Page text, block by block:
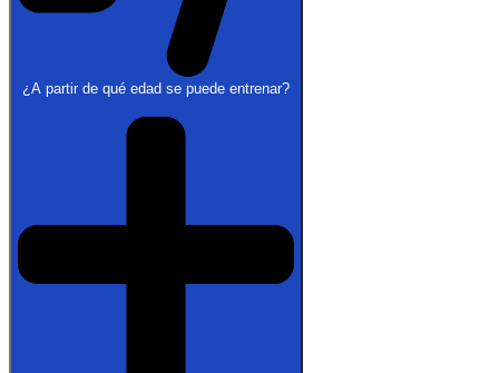
¿A partir de qué edad se puede entrenar?